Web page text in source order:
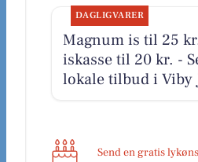
DAGLIGVARER
Magnum is til 25
iskasse til 20 kr. -
lokale tilbud i Viby
Send en gratis